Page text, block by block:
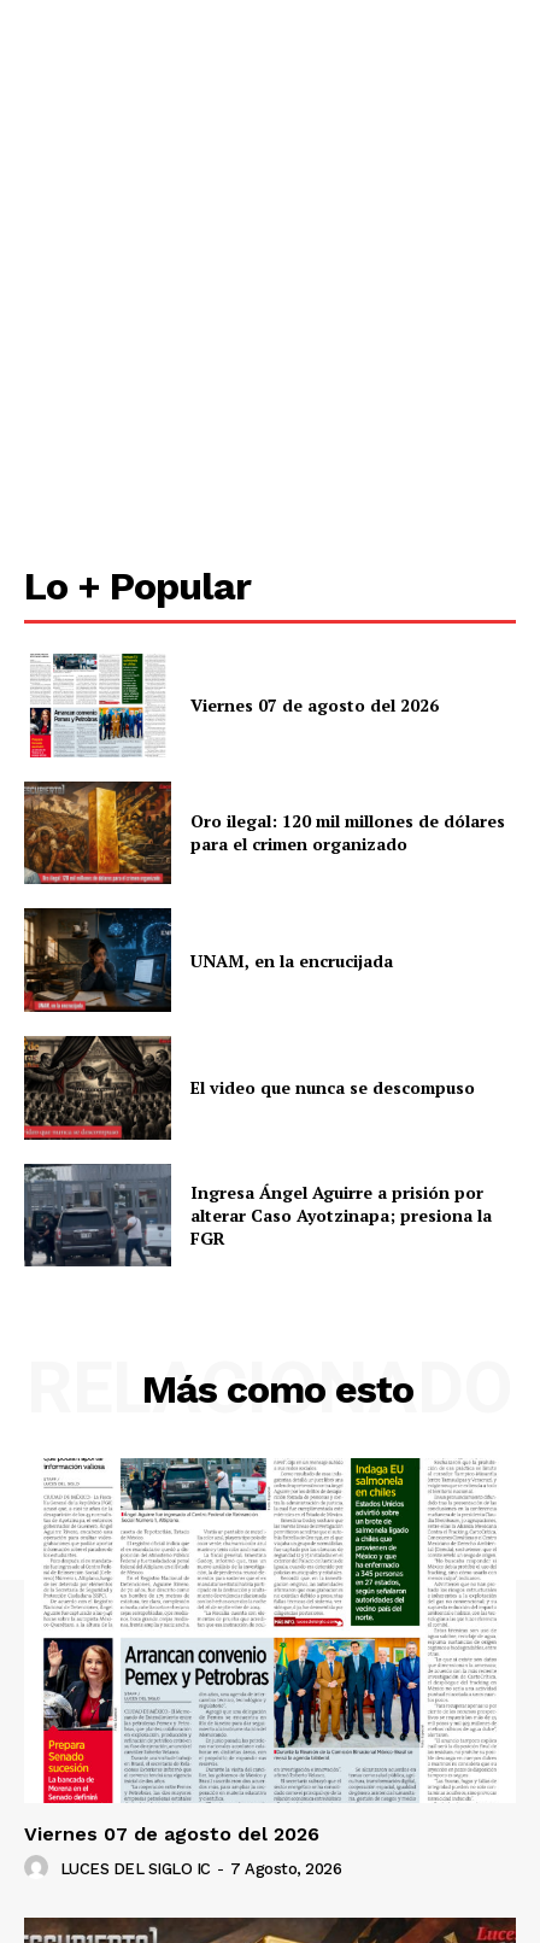
Lo + Popular
Viernes 07 de agosto del 2026
Oro ilegal: 120 mil millones de dólares
para el crimen organizado
UNAM, en la encrucijada
El video que nunca se descompuso
Ingresa Ángel Aguirre a prisión por
alterar Caso Ayotzinapa; presiona la
FGR
Más como esto
RELACIONADO
Viernes 07 de agosto del 2026
LUCES DEL SIGLO IC - 7 Agosto, 2026